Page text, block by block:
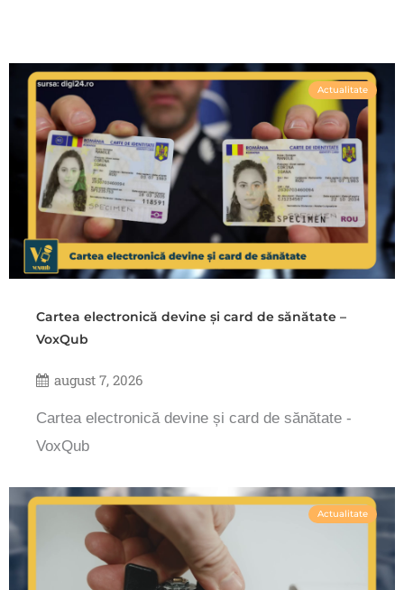
Actualitate
Cartea electronică devine și card de sănătate –
VoxQub
august 7, 2026
Cartea electronică devine și card de sănătate -
VoxQub
Actualitate